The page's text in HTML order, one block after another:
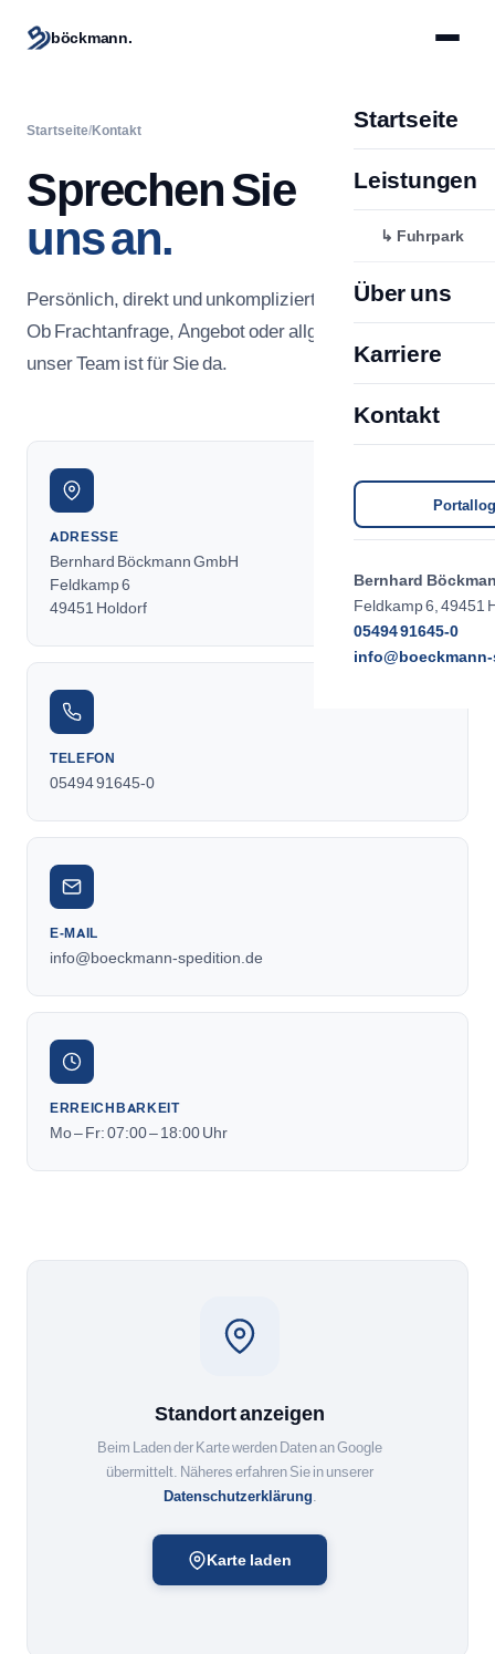
böckmann.
Startseite
Leistungen
↳ Fuhrpark
Über uns
Karriere
Kontakt
Bernhard
Feldkamp 6, 49451
05494 91645-0
Startseite/Kontakt
Sprechen Sie
uns an.
Persönlich, direkt und unkompliziert — so arbeiten wir.
Ob Frachtanfrage, Angebot oder allgemeine Frage:
unser Team ist für Sie da.
ADRESSE
Bernhard Böckmann GmbH
Feldkamp 6
49451 Holdorf
TELEFON
05494 91645-0
E-MAIL
info@boeckmann-spedition.de
ERREICHBARKEIT
Mo – Fr: 07:00 – 18:00 Uhr
Standort anzeigen
Beim Laden der Karte werden Daten an Google
übermittelt. Näheres erfahren Sie in unserer
Datenschutzerklärung
Karte laden